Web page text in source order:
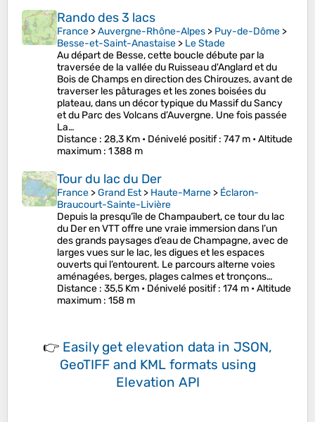
Rando des 3 lacs
France >Auvergne-Rhône-Alpes > Puy-de-Dôme >
Besse-et-Saint-Anastaise > Le Stade
Au départ de Besse, cette boucle débute par la
traversée de la vallée du Ruisseau d'Anglard et du
Bois de Champs en direction des Chirouzes, avant de
traverser les pâturages et les zones boisées du
plateau, dans un décor typique du Massif du Sancy
et du Parc des Volcans d’Auvergne. Une fois passée
La…
Distance : 28,3 Km • Dénivelé positif: 747 m •Altitude
maximum : 1 388 m
Tour du lac du Der
France >Grand Est> Haute-Marne > Éclaron-
Braucourt-Sainte-Livière
Depuis la presqu’île de Champaubert, ce tour du lac
du Der en VTT offre une vraie immersion dans l’un
des grands paysages d’eau de Champagne, avec de
larges vues sur le lac, les digues et les espaces
ouverts qui l’entourent. Le parcours alterne voies
aménagées, berges, plages calmes et tronçons…
Distance : 35,5 Km • Dénivelé positif: 174 m •Altitude
maximum : 158 m
👉 Easily get elevation data in JSON,
GeoTIFF and KML formats using
Elevation API